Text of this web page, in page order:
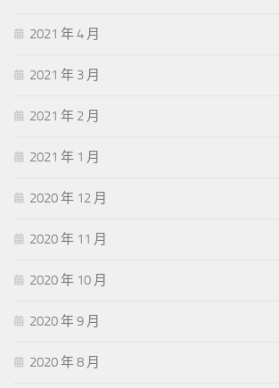
2021 年 4 月
2021 年 3 月
2021 年 2 月
2021 年 1 月
2020 年 12 月
2020 年 11 月
2020 年 10 月
2020 年 9 月
2020 年 8 月